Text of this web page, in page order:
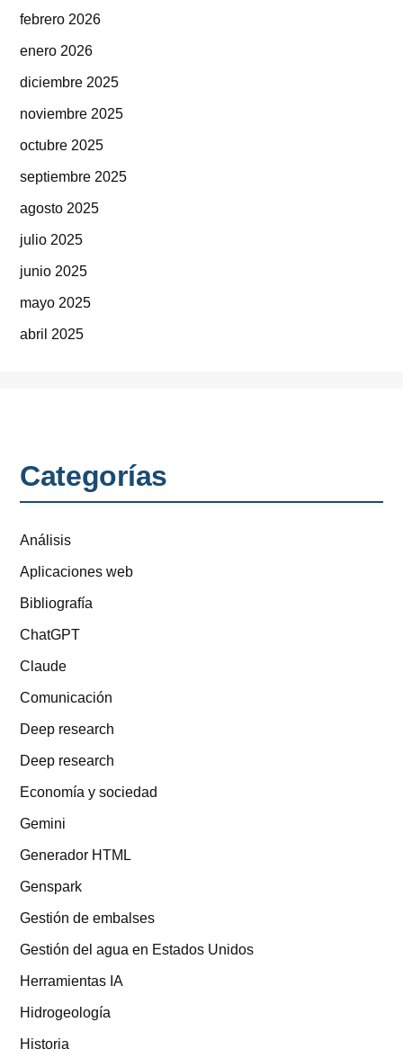
febrero 2026
enero 2026
diciembre 2025
noviembre 2025
octubre 2025
septiembre 2025
agosto 2025
julio 2025
junio 2025
mayo 2025
abril 2025
Categorías
Análisis
Aplicaciones web
Bibliografía
ChatGPT
Claude
Comunicación
Deep research
Deep research
Economía y sociedad
Gemini
Generador HTML
Genspark
Gestión de embalses
Gestión del agua en Estados Unidos
Herramientas IA
Hidrogeología
Historia